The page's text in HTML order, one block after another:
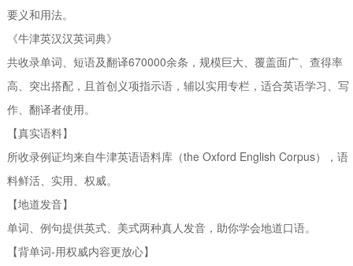
要义和用法。
《牛津英汉汉英词典》
共收录单词、短语及翻译670000余条，规模巨大、覆盖面广、查得率
高、突出搭配，且首创义项指示语，辅以实用专栏，适合英语学习、写
作、翻译者使用。
【真实语料】
所收录例证均来自牛津英语语料库（the Oxford English Corpus），语
料鲜活、实用、权威。
【地道发音】
单词、例句提供英式、美式两种真人发音，助你学会地道口语。
【背单词-用权威内容更放心】